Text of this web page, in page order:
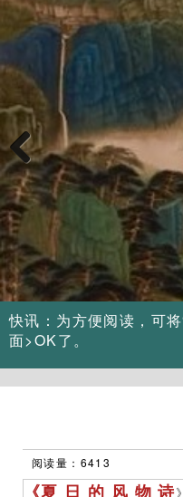
Previous
快讯：为方便阅读，可
面>OK了。
阅读量：6413
《夏 日 的 风 物 诗